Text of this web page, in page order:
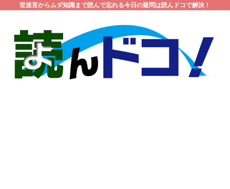
世迷言からムダ知識まで読んで忘れる今日の疑問は読んドコで解決！